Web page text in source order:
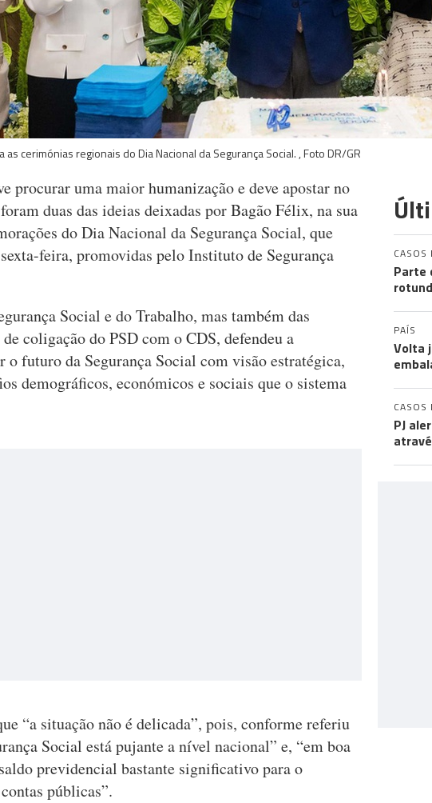
cerimónias regionais do Dia Nacional da Segurança Social. , Foto DR/GR
procurar uma maior humanização e deve apostar no
duas das ideias deixadas por Bagão Félix, na sua
do Dia Nacional da Segurança Social, que
feira, promovidas pelo Instituto de Segurança
Social e do Trabalho, mas também das
coligação do PSD com o CDS, defendeu a
o futuro da Segurança Social com visão estratégica,
demográficos, económicos e sociais que o sistema
“a situação não é delicada”, pois, conforme referiu
Social está pujante a nível nacional” e, “em boa
previdencial bastante significativo para o
públicas”.
CASOS
Parte
PAÍS
Volta
CASOS
PJ